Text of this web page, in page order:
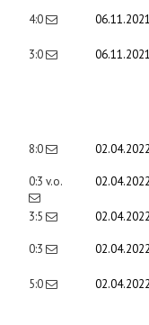
4:0
3:0
8:0
0:3 v.o.
3:5
0:3
5:0